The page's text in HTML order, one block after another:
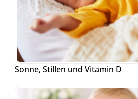
Sonne, Stillen und Vitamin D